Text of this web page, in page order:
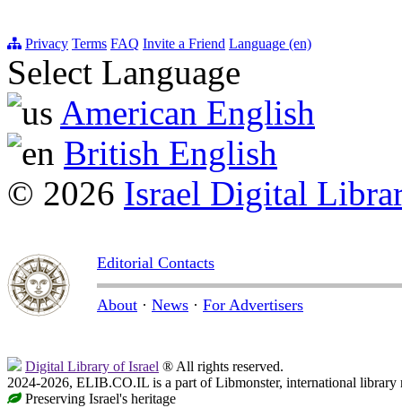
Privacy Terms FAQ Invite a Friend Language (en)
Select Language
American English
British English
© 2026 Israel Digital
Editorial Contacts
About · News · For Advertisers
Digital Library of Israel ® All rights reserved.
2024-2026, ELIB.CO.IL is a part of Libmonster, international library
Preserving Israel's heritage